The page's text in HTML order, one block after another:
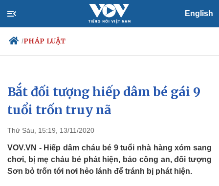
English
/PHÁP LUẬT
Chính trị
Đảng
Tổ chức nhân sự
Nhận diện sự thật
Xã hội
Việc làm
Biển đảo
Bắt đối tượng hiếp dâm bé gái 9
tuổi trốn truy nã
Thứ Sáu, 15:19, 13/11/2020
VOV.VN - Hiếp dâm cháu bé 9 tuổi nhà hàng xóm sang
chơi, bị mẹ cháu bé phát hiện, báo công an, đối tượng
Sơn bỏ trốn tới nơi hẻo lánh để tránh bị phát hiện.